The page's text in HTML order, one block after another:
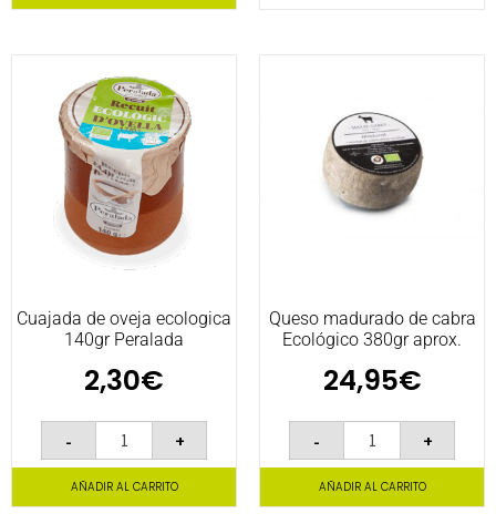
Cuajada de oveja ecologica
140gr Peralada
2,30€
- +
AÑADIR AL CARRITO
Queso madurado de cabra
Ecológico 380gr aprox.
24,95€
- +
AÑADIR AL CARRITO